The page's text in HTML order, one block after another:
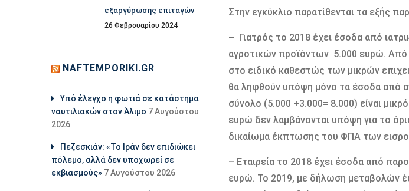
Στην εγκύκλιο παρατίθενται τα εξής
– Γιατρός το 2018 έχει έσοδα από
αγροτικών προϊόντων 5.000 ευρώ. Από
στο ειδικό καθεστώς των μικρών
θα ληφθούν υπόψη μόνο τα έσοδα από
σύνολο (5.000 +3.000= 8.000) είναι
ευρώ δεν λαμβάνονται υπόψη για το
δικαίωμα έκπτωσης του ΦΠΑ των
– Εταιρεία το 2018 έχει έσοδα από
ευρώ. Το 2019, με δήλωση μεταβολών
εξαργύρωσης επιταγών
26 Φεβρουαρίου 2024
NAFTEMPORIKI.GR
Υπό έλεγχο η φωτιά σε κατάστημα
ναυτιλιακών στον Άλιμο 7 Αυγούστου
2026
Πεζεσκιάν: «Το Ιράν δεν επιδιώκει
πόλεμο, αλλά δεν υποχωρεί σε
εκβιασμούς» 7 Αυγούστου 2026